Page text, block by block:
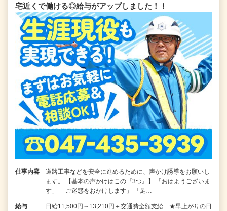
宅近くで働ける◎給与がアップしました！！
仕事内容
道路工事などを安全に進めるために、声かけ誘導をお願いし
ます。 【基本の声かけはこの『3つ』】 「おはようございま
す」 「ご迷惑をおかけします」 「足…
給与
日給11,500円～13,210円＋交通費全額支給 ★早上がりの日